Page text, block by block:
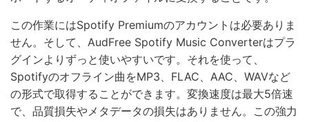
この作業にはSpotify Premiumのアカウントは必要ありま
せん。そして、AudFree Spotify Music Converterはプラ
グインよりずっと使いやすいです。それを使って、
Spotifyのオフライン曲をMP3、FLAC、AAC、WAVなど
の形式で取得することができます。変換速度は最大5倍速
で、品質損失やメタデータの損失はありません。この強力